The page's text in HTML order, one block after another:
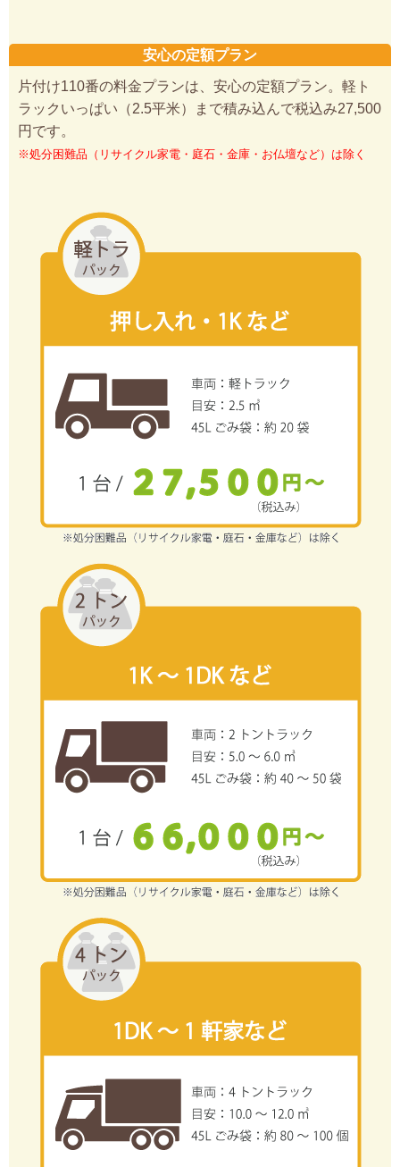
安心の定額プラン
片付け110番の料金プランは、安心の定額プラン。軽ト
ラックいっぱい（2.5平米）まで積み込んで税込み27,500
円です。
※処分困難品（リサイクル家電・庭石・金庫・お仏壇など）は除く